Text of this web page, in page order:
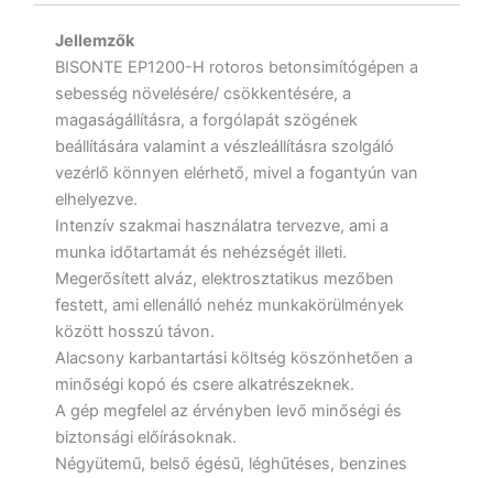
Jellemzők
BISONTE EP1200-H rotoros betonsimítógépen a
sebesség növelésére/ csökkentésére, a
magaságállításra, a forgólapát szögének
beállítására valamint a vészleállításra szolgáló
vezérlő könnyen elérhető, mivel a fogantyún van
elhelyezve.
Intenzív szakmai használatra tervezve, ami a
munka időtartamát és nehézségét illeti.
Megerősített alváz, elektrosztatikus mezőben
festett, ami ellenálló nehéz munkakörülmények
között hosszú távon.
Alacsony karbantartási költség köszönhetően a
minőségi kopó és csere alkatrészeknek.
A gép megfelel az érvényben levő minőségi és
biztonsági előírásoknak.
Négyütemű, belső égésű, léghűtéses, benzines